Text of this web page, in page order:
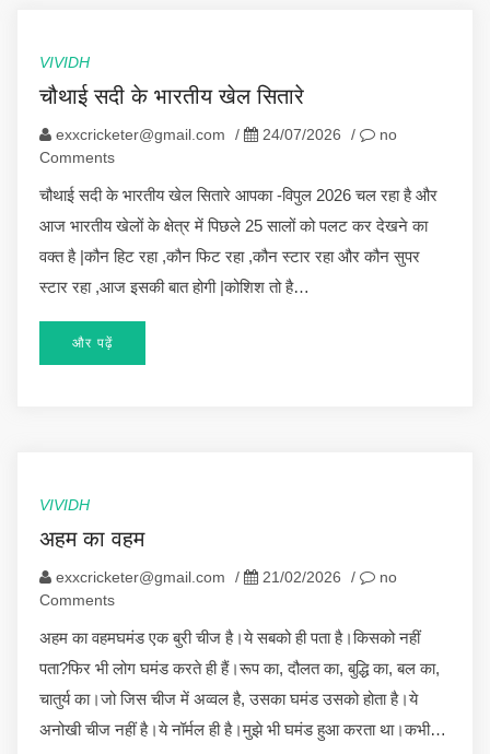
VIVIDH
चौथाई सदी के भारतीय खेल सितारे
exxcricketer@gmail.com / 24/07/2026 /
no
Comments
चौथाई सदी के भारतीय खेल सितारे आपका -विपुल 2026 चल रहा है और
आज भारतीय खेलों के क्षेत्र में पिछले 25 सालों को पलट कर देखने का
वक्त है |कौन हिट रहा ,कौन फिट रहा ,कौन स्टार रहा और कौन सुपर
स्टार रहा ,आज इसकी बात होगी |कोशिश तो है…
और पढ़ें
VIVIDH
अहम का वहम
exxcricketer@gmail.com / 21/02/2026 /
no
Comments
अहम का वहमघमंड एक बुरी चीज है।ये सबको ही पता है।किसको नहीं
पता?फिर भी लोग घमंड करते ही हैं।रूप का, दौलत का, बुद्धि का, बल का,
चातुर्य का।जो जिस चीज में अव्वल है, उसका घमंड उसको होता है।ये
अनोखी चीज नहीं है।ये नॉर्मल ही है।मुझे भी घमंड हुआ करता था।कभी…